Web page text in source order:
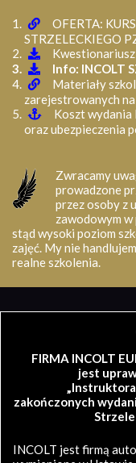
OFERTA:
STRZELECKIEGO
Info: INCOLT
Materiały
zarejestrowanych
Koszt wydania
oraz ubezpieczenia
Zwracamy
prowadzone
przez osoby z
zawodowym
stąd wysoki poziom
zajęć. My nie
realne szkolenia.
FIRMA INCOLT
jest
zakończonych
INCOLT jest firmą